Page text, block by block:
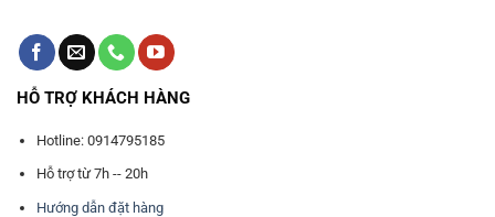
HỖ TRỢ KHÁCH HÀNG
Hotline: 0914795185
Hỗ trợ từ 7h -- 20h
Hướng dẫn đặt hàng